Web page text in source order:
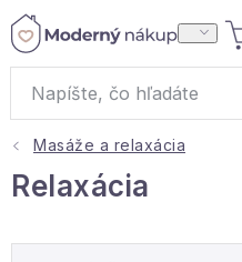
Prejsť
obsah
Masáže a relaxácia
Relaxácia